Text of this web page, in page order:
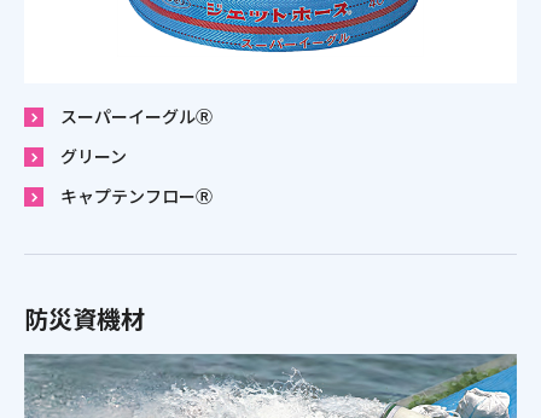
スーパーイーグルⓇ
グリーン
キャプテンフローⓇ
防災資機材